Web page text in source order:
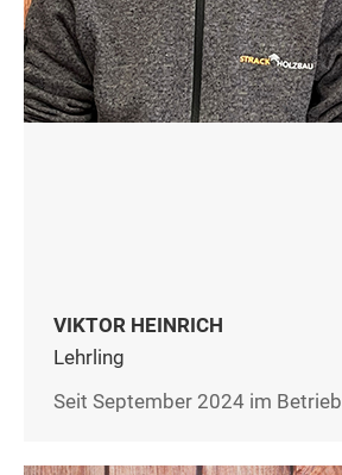
VIKTOR HEINRICH
Lehrling
Seit September 2024 im Betrieb